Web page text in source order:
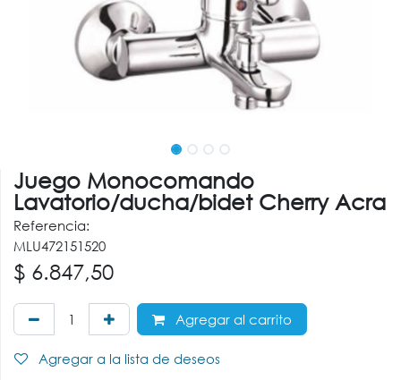
Juego Monocomando
Lavatorio/ducha/bidet Cherry Acra
Referencia:
MLU472151520
$ 6.847,50
Agregar al carrito
Agregar a la lista de deseos